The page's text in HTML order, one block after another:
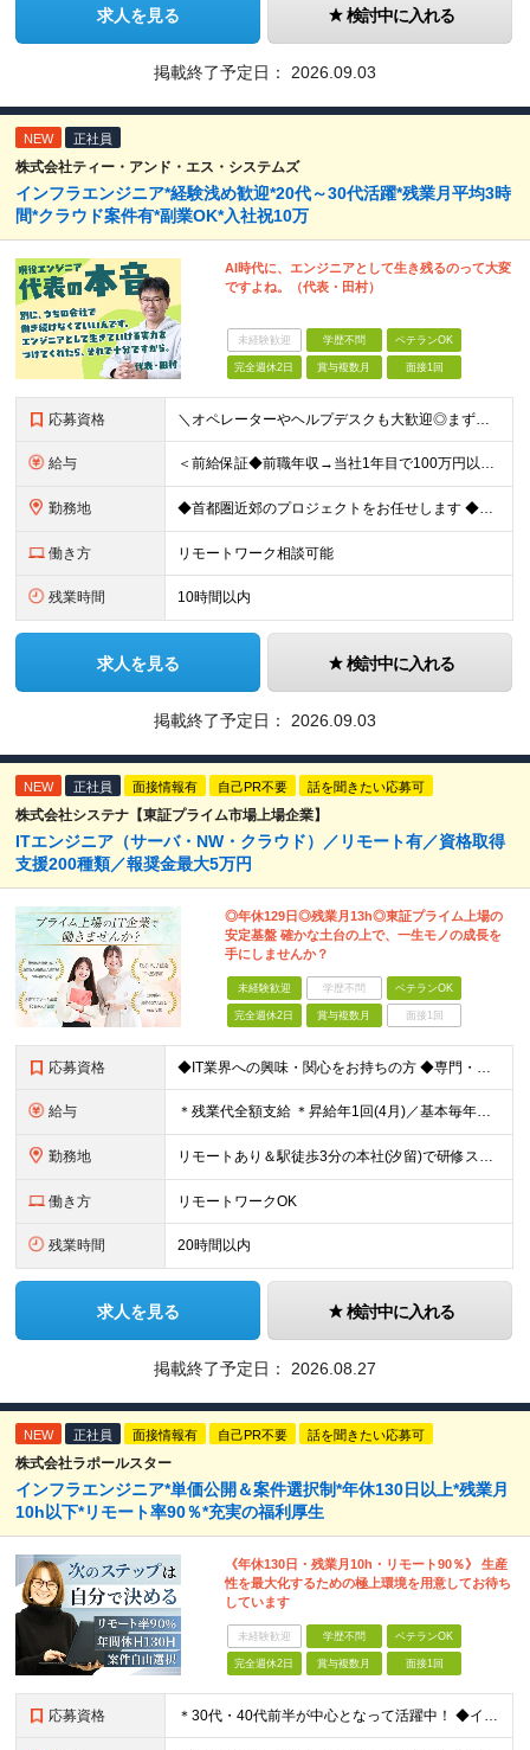
求人を見る 検討中に入れる
掲載終了予定日： 2026.09.03
NEW 正社員
株式会社ティー・アンド・エス・システムズ
インフラエンジニア*経験浅め歓迎*20代～30代活躍*残業月平均3時
間*クラウド案件有*副業OK*入社祝10万
AI時代に、エンジニアとして生き残るのって大変
ですよね。（代表・田村）
未経験歓迎 学歴不問 ベテランOK
完全週休2日 賞与複数月 面接1回
応募資格 ＼オペレーターやヘルプデスクも大歓迎◎まずはご応募ください／ ◆学歴不問 ◆IT業界での勤務経験がある方（職種・年数不問） ┗例：オペレーター、ヘルプデスク、開発からインフラ領域へのシフト、スク
給与 ＜前給保証◆前職年収→当社1年目で100万円以上アップ実績あり◆基本的に全員毎年昇給＞ 月給45万円（固定残業代：30時間分/85,470円）※PM/PL/PMO経験2年以上 月給36万円（固定残業
勤務地 ◆首都圏近郊のプロジェクトをお任せします ◆転勤なし ◆自社オフィスで働ける案件もございます 【本社】 東京都中央区日本橋小伝馬町1-1 日本橋末広ビル6階 ※変更の範囲：上記を除く当社関連勤務地
働き方 リモートワーク相談可能
残業時間 10時間以内
求人を見る 検討中に入れる
掲載終了予定日： 2026.09.03
NEW 正社員 面接情報有 自己PR不要 話を聞きたい応募可
株式会社システナ【東証プライム市場上場企業】
ITエンジニア（サーバ・NW・クラウド）／リモート有／資格取得
支援200種類／報奨金最大5万円
◎年休129日◎残業月13h◎東証プライム上場の
安定基盤 確かな土台の上で、一生モノの成長を
手にしませんか？
未経験歓迎 学歴不問 ベテランOK
完全週休2日 賞与複数月 面接1回
応募資格 ◆IT業界への興味・関心をお持ちの方 ◆専門・短大卒以上※ ※ヘルプデスクやカスタマーサポート ※エンジニア以外の経験をお持ちの方 1年未満の経験でもOKです！
給与 ＊残業代全額支給 ＊昇給年1回(4月)／基本毎年昇給 ＊賞与年2回(6月・12月)／3ヶ月分支給実績あり ＊交通費支給(月5万円まで) -------------------- ◆社員の年収例 年収4
勤務地 リモートあり＆駅徒歩3分の本社(汐留)で研修スタート！ 【システナ東京本社】 東京都港区海岸1-2-20 汐留ビルディング14F・16F ◆リモートワーク・フルリモートのお仕事もあり ◆お住まいの地
働き方 リモートワークOK
残業時間 20時間以内
求人を見る 検討中に入れる
掲載終了予定日： 2026.08.27
NEW 正社員 面接情報有 自己PR不要 話を聞きたい応募可
株式会社ラポールスター
インフラエンジニア*単価公開＆案件選択制*年休130日以上*残業月
10h以下*リモート率90％*充実の福利厚生
《年休130日・残業月10h・リモート90％》 生産
性を最大化するための極上環境を用意してお待ち
しています
未経験歓迎 学歴不問 ベテランOK
完全週休2日 賞与複数月 面接1回
応募資格 ＊30代・40代前半が中心となって活躍中！ ◆インフラ（サーバー・ネットワーク・クラウド等）の設計、構築、テストいずれかの実務経験3年以上 ◆学歴不問 ★求める人物像： ◎他責ではなく、自身のキャ